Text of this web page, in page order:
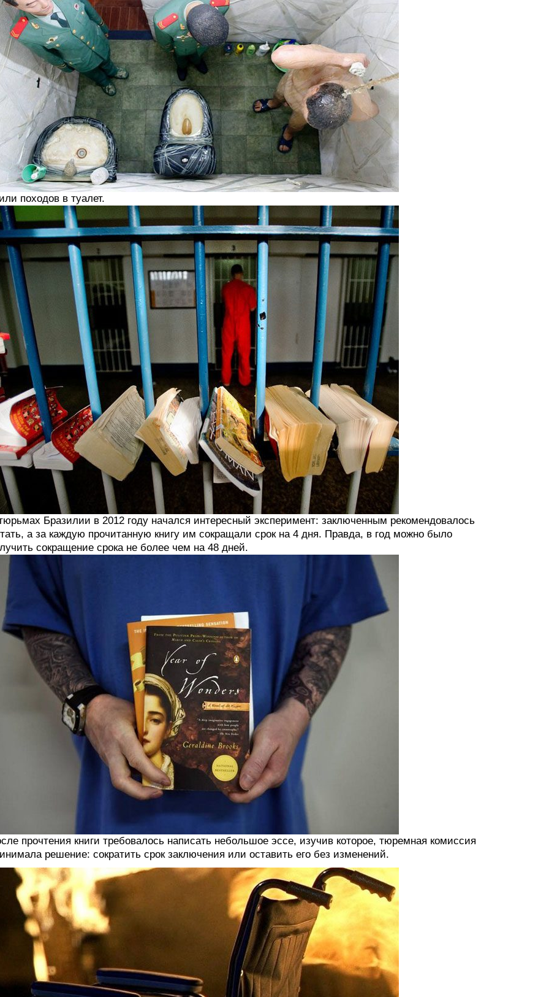
походов в туалет.
Бразилии в 2012 году начался интересный эксперимент: заключенным рекомендовалось
а за каждую прочитанную книгу им сокращали срок на 4 дня. Правда, в год можно было
сокращение срока не более чем на 48 дней.
прочтения книги требовалось написать небольшое эссе, изучив которое, тюремная комиссия
решение: сократить срок заключения или оставить его без изменений.